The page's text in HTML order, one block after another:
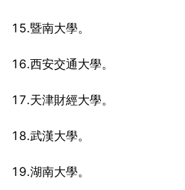
15.暨南大學。
16.西安交通大學。
17.天津財經大學。
18.武漢大學。
19.湖南大學。